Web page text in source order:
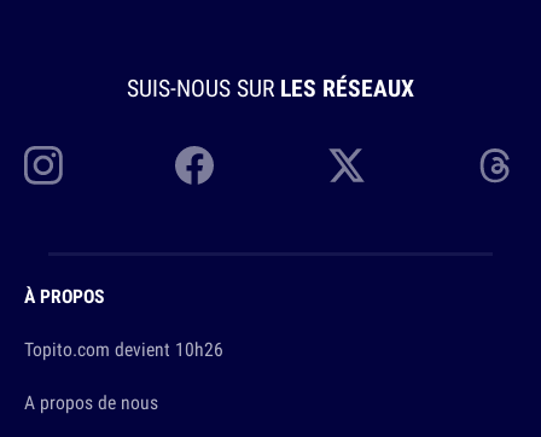
SUIS-NOUS SUR LES RÉSEAUX
À PROPOS
Topito.com devient 10h26
A propos de nous